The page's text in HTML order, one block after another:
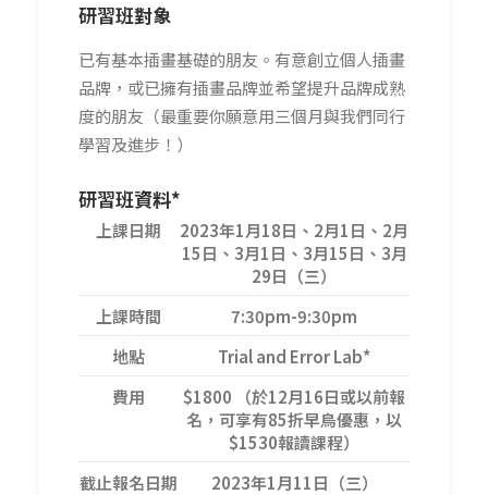
研習班對象
已有基本插畫基礎的朋友。有意創立個人插畫
品牌，或已擁有插畫品牌並希望提升品牌成熟
度的朋友（最重要你願意用三個月與我們同行
學習及進步！）
研習班資料*
上課日期
2023年1月18日、2月1日、2月
15日、3月1日、3月15日、3月
29日（三）
上課時間
7:30pm-9:30pm
地點
Trial and Error Lab*
費用
$1800 （於12月16日或以前報
名，可享有85折早鳥優惠，以
$1530報讀課程）
截止報名日期
2023年1月11日（三）